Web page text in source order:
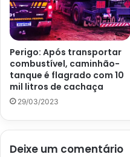
Perigo: Após transportar
combustível, caminhão-
tanque é flagrado com 10
mil litros de cachaça
29/03/2023
Deixe um comentário